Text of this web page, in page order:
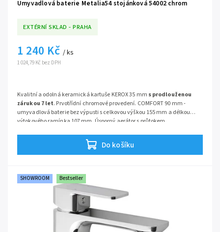
Umyvadlová baterie Metalia54 stojánková 54002 chrom
EXTÉRNÍ SKLAD - PRAHA
1 024,79 Kč bez DPH
1 240 Kč / ks
Do košíku
Kvalitní a odolná keramická kartuše KEROX 35 mm s prodlouženou
zárukou 7 let. Prvotřídní chromové provedení. COMFORT 90 mm -
umyvadlová baterie bez výpusti s celkovou výškou 155 mm a délkou
výtokového ramínka 107 mm. Úsporný aerátor s průtokem
SHOWROOM Bestseller